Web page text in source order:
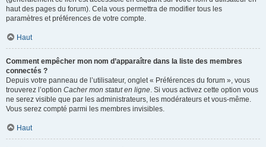
haut des pages du forum). Cela vous permettra de modifier tous les
paramètres et préférences de votre compte.
Haut
Comment empêcher mon nom d’apparaître dans la liste des membres
connectés ?
Depuis votre panneau de l’utilisateur, onglet « Préférences du forum », vous
trouverez l’option Cacher mon statut en ligne. Si vous activez cette option vous
ne serez visible que par les administrateurs, les modérateurs et vous-même.
Vous serez compté parmi les membres invisibles.
Haut